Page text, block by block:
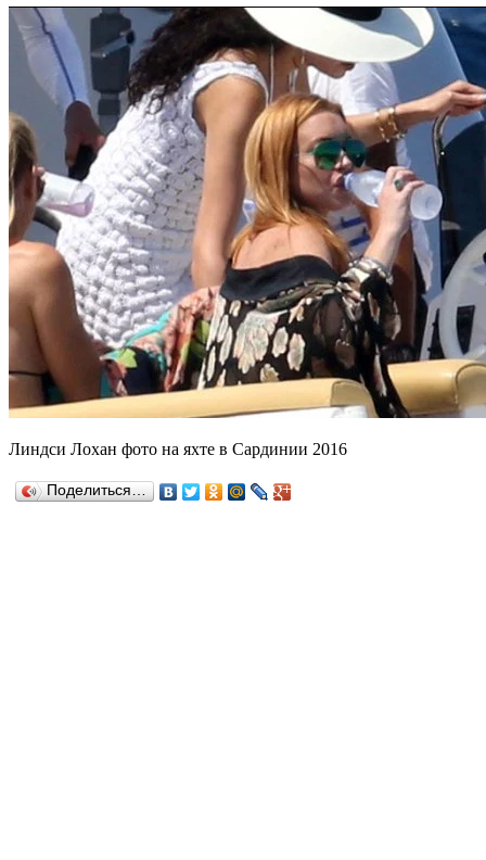
Линдси Лохан фото на яхте в Сардинии 2016
Поделиться…